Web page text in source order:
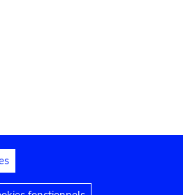
Déclaration d'accessibilité